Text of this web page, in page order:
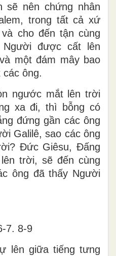
sẽ nên chứng nhân
trong tất cả xứ
cho đến tận cùng
Người được cất lên
một đám mây bao
ông.
ngước mắt lên trời
xa đi, thì bỗng có
đứng gần các ông
Galilê, sao các ông
Ðức Giêsu, Ðấng
trời, sẽ đến cùng
ông đã thấy Người
7. 8-9
lên giữa tiếng tưng